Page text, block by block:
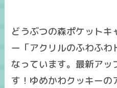
どうぶつの森ポケットキ
ー「アクリルのふわふわ
なっています。最新アッ
す！ゆめかわクッキー